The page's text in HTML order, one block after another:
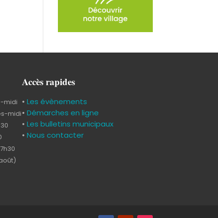
midi
midi
Accès rapides
• Les évènements
• Démarches en ligne
• Les bulletins municipaux
• Nous contacter